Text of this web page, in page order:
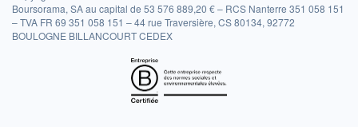
Boursorama, SA au capital de 53 576 889,20 € – RCS Nanterre 351 058 151
– TVA FR 69 351 058 151 – 44 rue Traversière, CS 80134, 92772
BOULOGNE BILLANCOURT CEDEX